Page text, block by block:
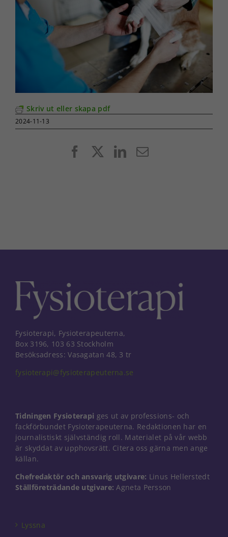
Skriv ut eller skapa pdf
2024-11-13
FacebookLinkedIn
E-
Fysioterapi, Fysioterapeuterna,
Box 3196, 103 63 Stockholm
Besöksadress: Vasagatan 48, 3 tr
fysioterapi@fysioterapeuterna.se
Tidningen Fysioterapi ges ut av professions- och
fackförbundet Fysioterapeuterna. Redaktionen har en
journalistiskt självständig roll. Materialet på vår webb
är skyddat av upphovsrätt. Citera oss gärna men ange
källan.
Chefredaktör och ansvarig utgivare: Linus Hellerstedt
Ställföreträdande utgivare: Agneta Persson
Lyssna
Nödvändiga